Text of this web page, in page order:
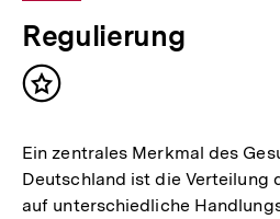
Regulierung
Inhalt
Ein zentrales Merkmal des
Deutschland ist die Verteilung
auf unterschiedliche